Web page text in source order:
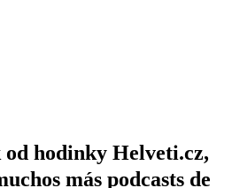
hodinky Helveti.cz,
más podcasts de